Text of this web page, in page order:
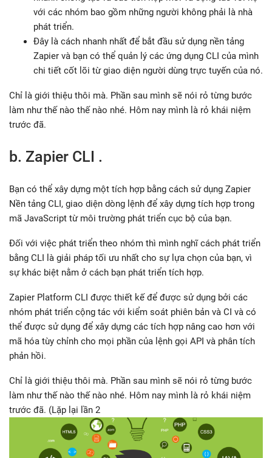
với các nhóm bao gồm những người không phải là nhà
phát triển.
Đây là cách nhanh nhất để bắt đầu sử dụng nền tảng
Zapier và bạn có thể quản lý các ứng dụng CLI của mình
chi tiết cốt lõi từ giao diện người dùng trực tuyến của nó.
Chỉ là giới thiệu thôi mà. Phần sau mình sẽ nói rỏ từng bước
làm như thế nào thế nào nhé. Hôm nay mình là rỏ khái niệm
trước đã.
b. Zapier CLI .
Bạn có thể xây dựng một tích hợp bằng cách sử dụng Zapier
Nền tảng CLI, giao diện dòng lệnh để xây dựng tích hợp trong
mã JavaScript từ môi trường phát triển cục bộ của bạn.
Đối với việc phát triển theo nhóm thì mình nghĩ cách phát triển
bằng CLI là giải pháp tối ưu nhất cho sự lựa chọn của bạn, vì
sự khác biệt nằm ở cách bạn phát triển tích hợp.
Zapier Platform CLI được thiết kế để được sử dụng bởi các
nhóm phát triển cộng tác với kiểm soát phiên bản và CI và có
thể được sử dụng để xây dựng các tích hợp nâng cao hơn với
mã hóa tùy chỉnh cho mọi phần của lệnh gọi API và phân tích
phản hồi.
Chỉ là giới thiệu thôi mà. Phần sau mình sẽ nói rỏ từng bước
làm như thế nào thế nào nhé. Hôm nay mình là rỏ khái niệm
trước đã. (Lặp lại lần 2